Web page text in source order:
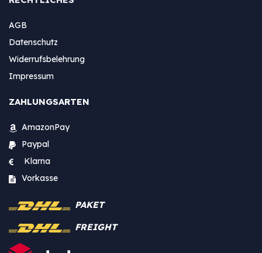
AGB
Datenschutz
Widerrufsbelehrung
Impressum
ZAHLUNGSARTEN
AmazonPay
Paypal
Klarna
Vorkasse
PAKET
FREIGHT